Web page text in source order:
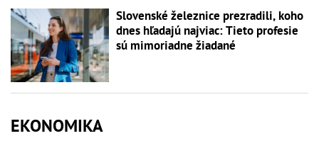
Slovenské železnice prezradili, koho
dnes hľadajú najviac: Tieto profesie
sú mimoriadne žiadané
EKONOMIKA